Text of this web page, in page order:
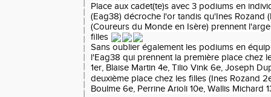
Place aux cadet(te)s avec 3 podiums en
(Eag38) décroche l'or tandis qu'Ines Rozand
(Coureurs du Monde en Isère) prennent
filles
Sans oublier également les podiums en
l'Eag38 qui prennent la première place chez
1er, Blaise Martin 4e, Tilio Vink 6e, Joseph
deuxième place chez les filles (Ines Rozand
Boulme 6e, Perrine Arioli 10e, Wallis Michard